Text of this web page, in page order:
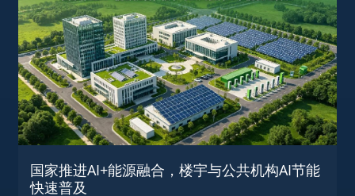
国家推进AI+能源融合，楼宇与公共机构AI节能
快速普及